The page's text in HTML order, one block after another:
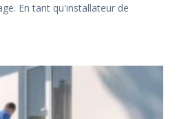
En tant qu'installateur de